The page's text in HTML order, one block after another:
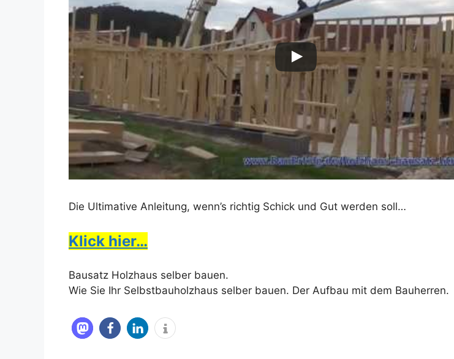
Die Ultimative Anleitung, wenn’s richtig Schick und Gut werden soll…
Klick hier…
Bausatz Holzhaus selber bauen.
Wie Sie Ihr Selbstbauholzhaus selber bauen. Der Aufbau mit dem Bauherren.